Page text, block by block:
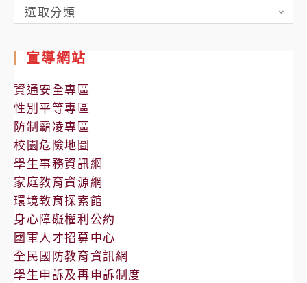
各
處
公
告
選取分類
宣導網站
資通安全專區
性別平等專區
防制霸凌專區
校園危險地圖
學生事務資訊網
家庭教育資源網
環境教育探索館
身心障礙權利公約
國軍人才招募中心
全民國防教育資訊網
學生申訴及再申訴制度